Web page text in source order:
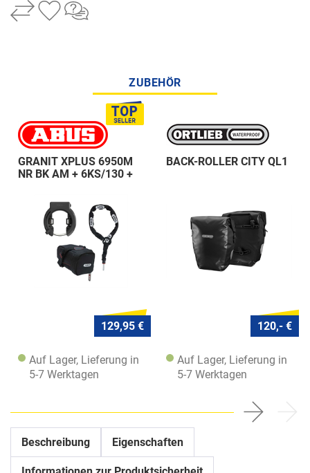
ZUBEHÖR
GRANIT XPLUS 6950M
NR BK AM + 6KS/130 +
129,95 €
Auf Lager, Lieferung in
5-7 Werktagen
BACK-ROLLER CITY QL1
120,- €
Auf Lager, Lieferung in
5-7 Werktagen
Beschreibung Eigenschaften